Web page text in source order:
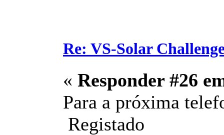
Re: VS-Solar
« Responder #26
Para a próxima
Registado